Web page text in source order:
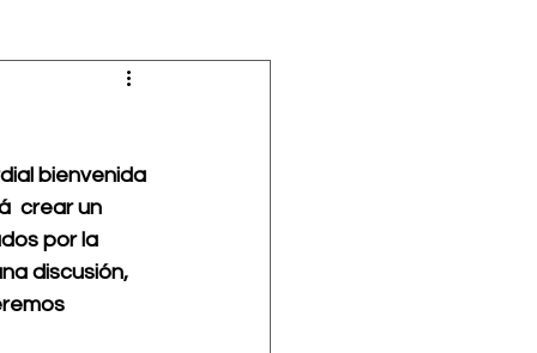
bienvenida
crear un
por la
discusión,